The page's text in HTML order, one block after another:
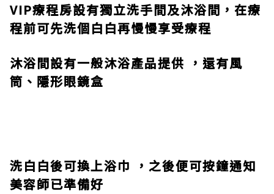
VIP療程房設有獨立洗手間及沐浴間， 在療
程前可先洗個白白再慢慢享受療程
沐浴間設有一般沐浴產品提供 ，還有風
筒、隱形眼鏡盒
洗白白後可換上浴巾 ，之後便可按鐘通知
美容師已準備好